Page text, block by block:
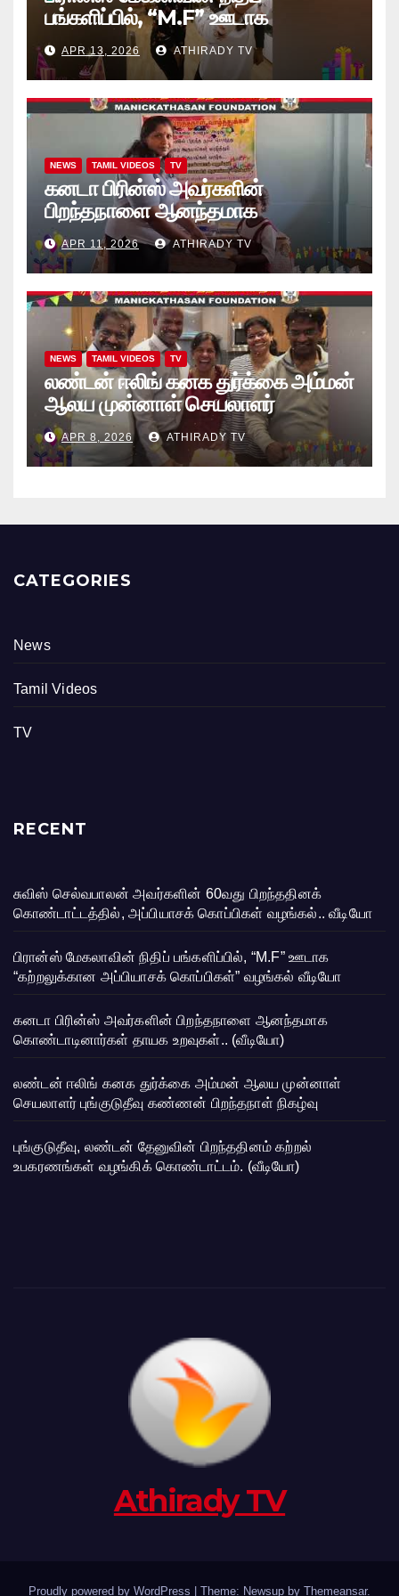
பங்களிப்பில், “M.F” ஊடாக
“கற்றலுக்கான அப்பியாசக்
கொப்பிகள்” வழங்கல் வீடியோ
APR 13, 2026 ATHIRADY TV
NEWS TAMIL VIDEOS TV
கனடா பிரின்ஸ் அவர்களின்
பிறந்தநாளை ஆனந்தமாக
கொண்டாடினார்கள் தாயக உறவுகள்..
(வீடியோ)
APR 11, 2026 ATHIRADY TV
NEWS TAMIL VIDEOS TV
லண்டன் ஈலிங் கனக துர்க்கை அம்மன்
ஆலய முன்னாள் செயலாளர்
புங்குடுதீவு கண்ணன் பிறந்தநாள்
நிகழ்வு
APR 8, 2026 ATHIRADY TV
CATEGORIES
News
Tamil Videos
TV
RECENT
சுவிஸ் செல்வபாலன் அவர்களின் 60வது பிறந்ததினக்
கொண்டாட்டத்தில், அப்பியாசக் கொப்பிகள் வழங்கல்.. வீடியோ
பிரான்ஸ் மேகலாவின் நிதிப் பங்களிப்பில், “M.F” ஊடாக
“கற்றலுக்கான அப்பியாசக் கொப்பிகள்” வழங்கல் வீடியோ
கனடா பிரின்ஸ் அவர்களின் பிறந்தநாளை ஆனந்தமாக
கொண்டாடினார்கள் தாயக உறவுகள்.. (வீடியோ)
லண்டன் ஈலிங் கனக துர்க்கை அம்மன் ஆலய முன்னாள்
செயலாளர் புங்குடுதீவு கண்ணன் பிறந்தநாள் நிகழ்வு
புங்குடுதீவு, லண்டன் தேனுவின் பிறந்ததினம் கற்றல்
உபகரணங்கள் வழங்கிக் கொண்டாட்டம். (வீடியோ)
Athirady TV
Proudly powered by WordPress Theme: Newsup by Themeansar.